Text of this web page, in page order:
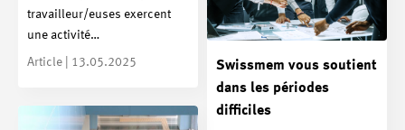
travailleur/euses exercent
une activité…
Article | 13.05.2025
Swissmem vous soutient
dans les périodes
difficiles